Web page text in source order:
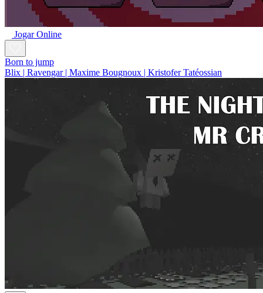
Jogar Online
Born to jump
Blix | Ravengar | Maxime Bougnoux | Kristofer Tatéossian